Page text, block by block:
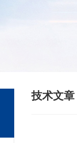
技术文章